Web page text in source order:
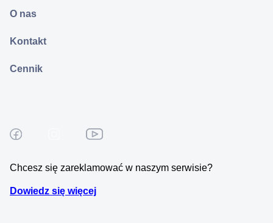
O nas
Kontakt
Cennik
Chcesz się zareklamować w naszym serwisie?
Dowiedz się więcej